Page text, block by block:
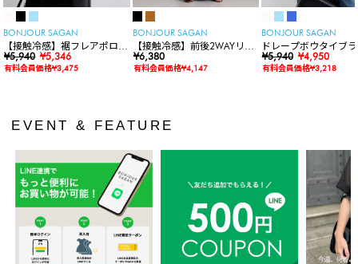
BONJOUR SAGAN
【接触冷感】裾フレアポロシ
ャツ
¥5,940 ¥5,346
有料会員価格¥3,475
BONJOUR SAGAN
【接触冷感】前後2WAYリブ
カットワンピース
¥6,380
有料会員価格¥4,147
BONJOUR SAGAN
ドレープボウタイブ
ス
¥5,940 ¥4,950
有料会員価格¥3,218
EVENT & FEATURE